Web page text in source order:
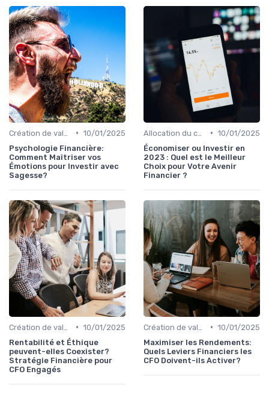
• 10/01/2025
Psychologie Financière:
Comment Maîtriser vos
Émotions pour Investir avec
Sagesse?
• 10/01/2025
Économiser ou Investir en
2023 : Quel est le Meilleur
Choix pour Votre Avenir
Financier ?
• 10/01/2025
Rentabilité et Éthique
peuvent-elles Coexister?
Stratégie Financière pour
CFO Engagés
• 10/01/2025
Maximiser les Rendements:
Quels Leviers Financiers les
CFO Doivent-ils Activer?